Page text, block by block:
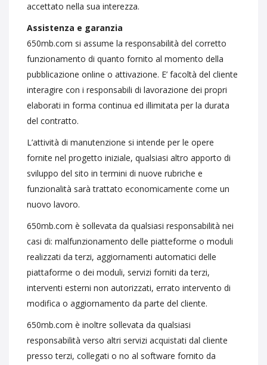
accettato nella sua interezza.
Assistenza e garanzia
650mb.com si assume la responsabilità del corretto
funzionamento di quanto fornito al momento della
pubblicazione online o attivazione. E’ facoltà del cliente
interagire con i responsabili di lavorazione dei propri
elaborati in forma continua ed illimitata per la durata
del contratto.
L’attività di manutenzione si intende per le opere
fornite nel progetto iniziale, qualsiasi altro apporto di
sviluppo del sito in termini di nuove rubriche e
funzionalità sarà trattato economicamente come un
nuovo lavoro.
650mb.com è sollevata da qualsiasi responsabilità nei
casi di: malfunzionamento delle piatteforme o moduli
realizzati da terzi, aggiornamenti automatici delle
piattaforme o dei moduli, servizi forniti da terzi,
interventi esterni non autorizzati, errato intervento di
modifica o aggiornamento da parte del cliente.
650mb.com è inoltre sollevata da qualsiasi
responsabilità verso altri servizi acquistati dal cliente
presso terzi, collegati o no al software fornito da